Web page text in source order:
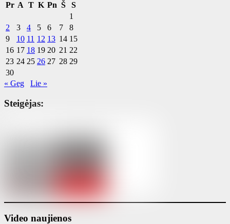
Pr A T K Pn Š
S
1
2
3 4 5 6 7
8
9
10 11 12 13 14 15
16 17 18 19 20 21 22
23 24 25 26 27 28 29
30
« Geg
Lie »
Steigėjas:
Video naujienos